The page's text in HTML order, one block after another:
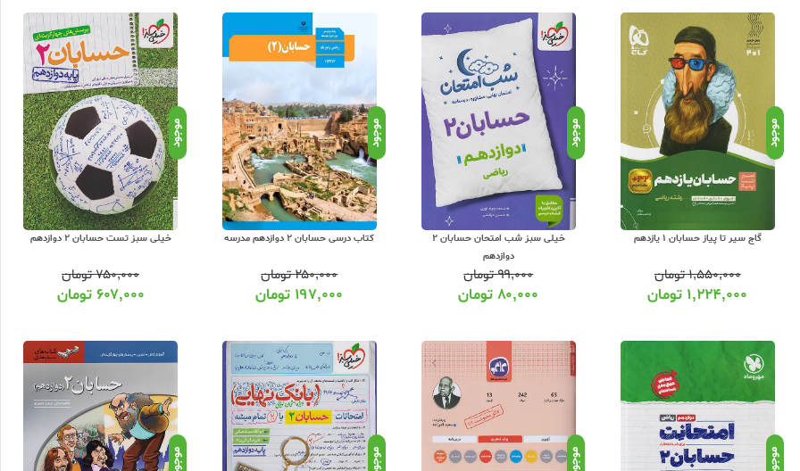
:
( دهم و یازدهم و دوازدهم ) تا کنکور در عشق کتاب همواره شامل تخفیف هستند. عشق کتاب بزرگترین بانک کتاب و بروزترین وب سایت فروش آنلاین کتاب های
خاص جشنواره های تخفیف مختلفی از
25 تا 35 درصد
تخفیف ویژه
و عضویت در خبرنامه عشق کتاب از آنها مطلع می شوید. عشق کتاب نماینده فروش کلیه ناشران کمک آموزشی از جمله انتشارات خیلی سبز، مبتکران ، گاج ،
برای خرید کتابهای کمک درسی درس شیمی میتوانید از کد تخفیف زیر استفاده کنید :
با تخفیف :
پایه و کنکور تخفیف ویژه و ارسال رایگان
پس از ثبت نام در سایت عشق کتاب و تکمیل سبد خرید، مبلغ سفارش را آنلاین پرداخت نموده و کتاب را درب منزل
کاری با پیک موتوری و سفارشات شهرستان ها پست پیشتاز شده و حداکثر سه روز کاری به دست شما خواهد رسید. دقت کنید کلیه کالاهای ارسالی از عشق کتاب برای
فیزیکی است، پس چنانچه پس از دریافت بسته سفارش متوجه نقص چاپ یا مغایرت بسته ارسالی با سفارش خود شدید نگران نباشید. با پشتیبانی عشق کتاب تماس
شما رسیدگی خواهد شد. ناشران کمک آموزشی سراسر کشور با تخفیف دائمی و ارسال رایگان در عشق کتاب قابل خریداری است. علاوه بر این سایر کتابهای کمک
موجود
گاج سیر تا پیاز حسابان 1 یازدهم
۱,۵۵۰,۰۰۰تومان
۱,۲۲۴,۰۰۰ تومان
موجود
خیلی سبز شب امتحان حسابان 2
دوازدهم
۹۹,۰۰۰تومان
۸۰,۰۰۰تومان
موجود
کتاب درسی حسابان 2 دوازدهم مدرسه
۲۵۰,۰۰۰تومان
۱۹۷,۰۰۰ تومان
موجود
خیلی سبز تست حسابان 2 دوازدهم
۷۵۰,۰۰۰تومان
۶۰۷,۰۰۰ تومان
موجود موجود موجود موجود